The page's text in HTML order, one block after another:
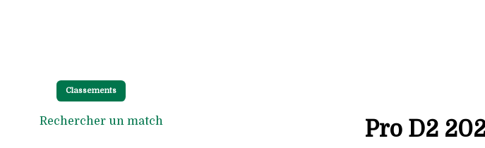
Classements
Rechercher un match Pro D2